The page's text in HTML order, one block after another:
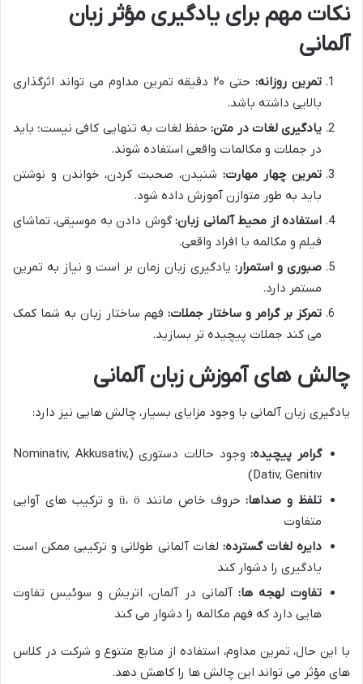
نکات مهم برای یادگیری مؤثر زبان
آلمانی
تمرین روزانه:
حتی ۲۰ دقیقه تمرین مداوم می تواند اثرگذاری
بالایی داشته باشد.
یادگیری لغات در متن:حفظ لغات به تنهایی کافی نیست؛ باید
در جملات و مکالمات واقعی استفاده شوند.
تمرین چهار مهارت: شنیدن، صحبت کردن، خواندن و نوشتن
باید به طور متوازن آموزش داده شود.
استفاده از محیط آلمانی زبان:گوش دادن به موسیقی، تماشای
فیلم و مکالمه با افراد واقعی.
صبوری و استمرار: یادگیری زبان زمان بر است و نیاز به تمرین
مستمر دارد.
تمرکز بر گرامر و ساختار جملات: فهم ساختار زبان به شما کمک
می کند جملات پیچیده تر بسازید.
چالش های آموزش زبان آلمانی
یادگیری زبان آلمانی با وجود مزایای بسیار، چالش هایی نیز دارد:
گرامر پیچیده:
وجود حالات دستوری (Nominativ, Akkusativ,
Dativ, Genitiv)
تلفظ و صداها:
حروف خاص مانند ü، ö و ترکیب های آوایی
متفاوت
دایره لغات گسترده: لغات آلمانی طولانی و ترکیبی ممکن است
یادگیری را دشوار کند
تفاوت لهجه ها: آلمانی در آلمان، اتریش و سوئیس تفاوت
هایی دارد که فهم مکالمه را دشوار می کند
با این حال، تمرین مداوم، استفاده از منابع متنوع و شرکت در کلاس
های مؤثر می تواند این چالش ها را کاهش دهد.